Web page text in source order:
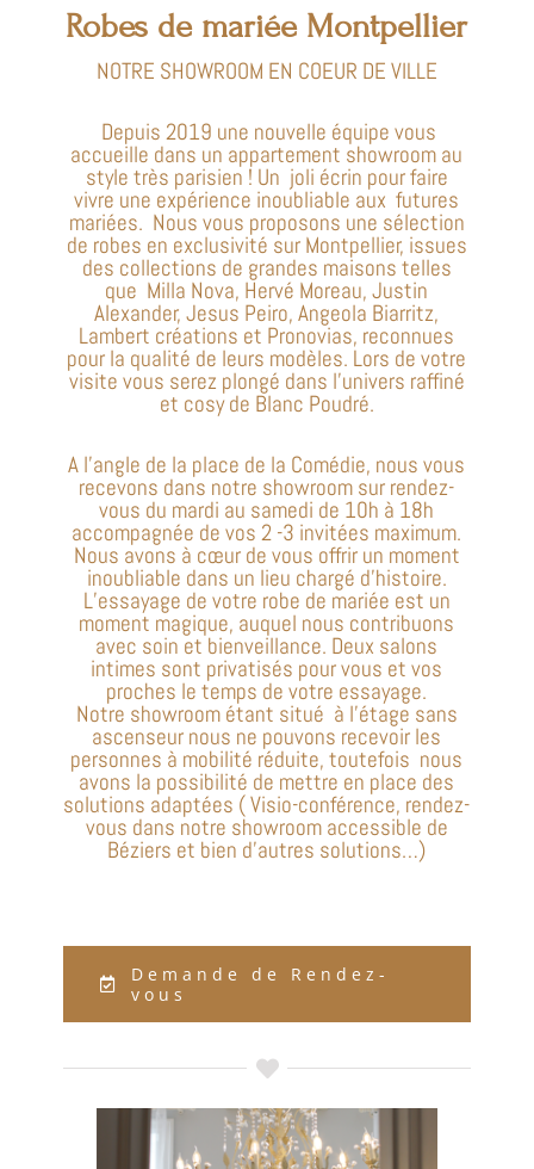
Robes de mariée Montpellier
NOTRE SHOWROOM EN COEUR DE VILLE
Depuis 2019 une nouvelle équipe vous
accueille dans un appartement showroom au
style très parisien ! Un joli écrin pour faire
vivre une expérience inoubliable aux futures
mariées. Nous vous proposons une sélection
de robes en exclusivité sur Montpellier, issues
des collections de grandes maisons telles
que Milla Nova, Hervé Moreau, Justin
Alexander, Jesus Peiro, Angeola Biarritz,
Lambert créations et Pronovias, reconnues
pour la qualité de leurs modèles. Lors de votre
visite vous serez plongé dans l’univers raffiné
et cosy de Blanc Poudré.
A l’angle de la place de la Comédie, nous vous
recevons dans notre showroom sur rendez-
vous du mardi au samedi de 10h à 18h
accompagnée de vos 2 -3 invitées maximum.
Nous avons à cœur de vous offrir un moment
inoubliable dans un lieu chargé d’histoire.
L’essayage de votre robe de mariée est un
moment magique, auquel nous contribuons
avec soin et bienveillance. Deux salons
intimes sont privatisés pour vous et vos
proches le temps de votre essayage.
Notre showroom étant situé à l’étage sans
ascenseur nous ne pouvons recevoir les
personnes à mobilité réduite, toutefois nous
avons la possibilité de mettre en place des
solutions adaptées ( Visio-conférence, rendez-
vous dans notre showroom accessible de
Béziers et bien d’autres solutions…)
Demande de Rendez-
vous